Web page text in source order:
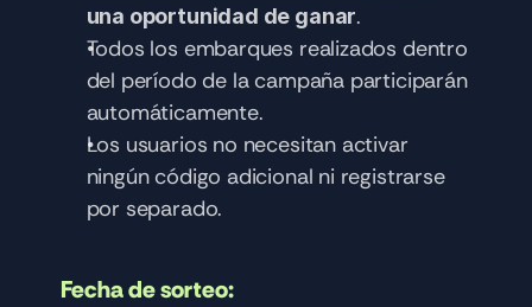
una oportunidad de ganar.
Todos los embarques realizados dentro
del período de la campaña participarán
automáticamente.
Los usuarios no necesitan activar
ningún código adicional ni registrarse
por separado.
Fecha de sorteo: